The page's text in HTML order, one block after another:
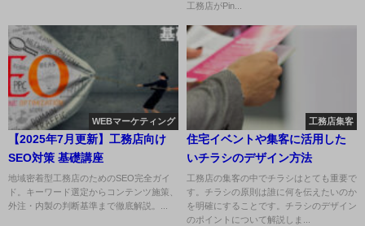
工務店がPin...
WEBマーケティング
【2025年7月更新】工務店向け
SEO対策 基礎講座
地域密着型工務店のためのSEO完全ガイ
ド。キーワード選定からコンテンツ施策、
外注・内製の判断基準まで徹底解説。...
工務店集客
住宅イベントや集客に活用した
いチラシのデザイン方法
工務店の集客の中でチラシはとても重要で
す。チラシの原則は誰に何を伝えたいのか
を明確にすることです。チラシのデザイン
のポイントについて解説しま...